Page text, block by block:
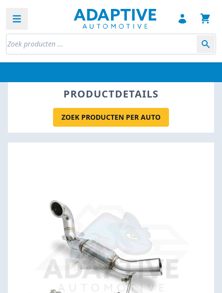
Open sidebar
PRODUCTDETAILS
ZOEK PRODUCTEN PER AUTO